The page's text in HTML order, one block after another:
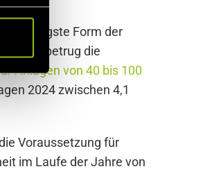
Form der
EEG betrug die
Anlagen von 40 bis 100
2024 zwischen 4,1
Voraussetzung für
im Laufe der Jahre von